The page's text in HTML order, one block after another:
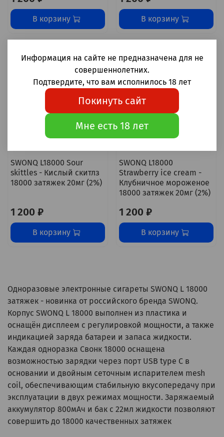
В корзину В корзину
SWONQ L18000 Sour
skittles - Кислый скитлз
18000 затяжек 20мг (2%)
1 200 ₽
В корзину
SWONQ L18000
Strawberry ice cream -
Клубничное мороженое
18000 затяжек 20мг (2%)
1 200 ₽
В корзину
Одноразовые электронные сигареты SWONQ L 18000
затяжек - новинка от российского бренда SWONQ.
Корпус SWONQ L 18000 выполнен из пластика и
оснащён дисплеем с регулировкой мощности, а также
индикацией заряда батареи и запаса жидкости.
Каждая одноразка Свонк 18000 оснащена
возможностью зарядки через порт USB type C в
основании и двойным сеточным испарителем mesh
coil, обеспечивающим стабильную вкусопередачу при
эксплуатации в двух режимах мощности. Заряжаемый
аккумулятор 800мАч и бак c 22мл жидкости позволяют
совершить до 18000 качественных затяжек
Информация на сайте не предназначена для не
совершеннолетних.
Подтвердите, что вам исполнилось 18 лет
Покинуть сайт
Мне есть 18 лет